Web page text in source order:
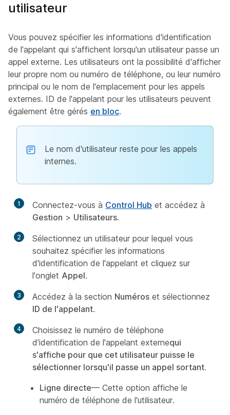
utilisateur
Vous pouvez spécifier les informations d'identification
de l'appelant qui s'affichent lorsqu'un utilisateur passe un
appel externe. Les utilisateurs ont la possibilité d'afficher
leur propre nom ou numéro de téléphone, ou leur numéro
principal ou le nom de l'emplacement pour les appels
externes. ID de l'appelant pour les utilisateurs peuvent
également être gérés en bloc.
Le nom d'utilisateur reste pour les appels
internes.
1 Connectez-vous à Control Hub et accédez à
Gestion > Utilisateurs.
2
Sélectionnez un utilisateur pour lequel vous
souhaitez spécifier les informations
d'identification de l'appelant et cliquez sur
l'onglet Appel.
3 Accédez à la section Numéros et sélectionnez
ID de l'appelant.
4
Choisissez le numéro de téléphone
d'identification de l'appelant externequi
s'affiche pour que cet utilisateur puisse le
sélectionner lorsqu'il passe un appel sortant.
Ligne directe— Cette option affiche le
numéro de téléphone de l'utilisateur.